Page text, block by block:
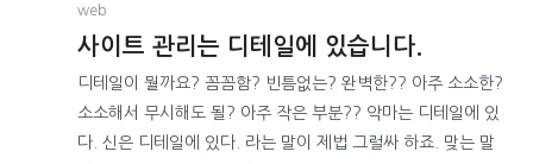
web
사이트 관리는 디테일에 있습니다.
디테일이 뭘까요? 꼼꼼함? 빈틈없는? 완벽한?? 아주 소소한?
소소해서 무시해도 될? 아주 작은 부분?? 악마는 디테일에 있
다. 신은 디테일에 있다. 라는 말이 제법 그럴싸 하죠. 맞는 말